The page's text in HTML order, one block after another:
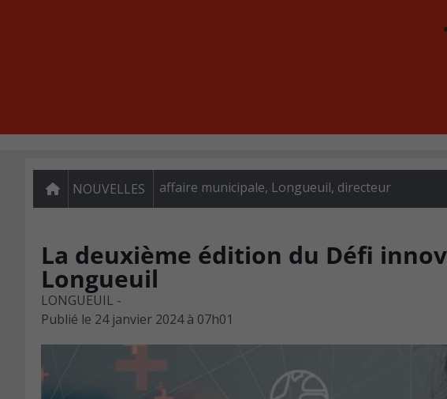
NOUVELLES affaire municipale, Longueuil, directeur
La deuxième édition du Défi
Longueuil
LONGUEUIL -
Publié le 24 janvier 2024 à 07h01